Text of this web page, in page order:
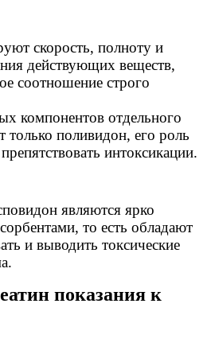
скорость, полноту и
действующих веществ,
соотношение строго
компонентов отдельного
только поливидон, его роль
интоксикации.
являются ярко
то есть обладают
и выводить токсические
показания к